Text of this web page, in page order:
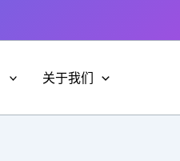
关于我们